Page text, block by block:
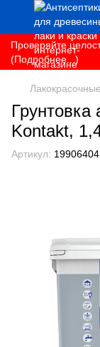
Проверяйте
(Подробнее...)
Грунтовка
Kontakt,
Артикул: